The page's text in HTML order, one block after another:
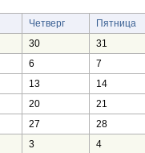
Четверг
Пятница
30
31
6
7
13
14
20
21
27
28
3 4